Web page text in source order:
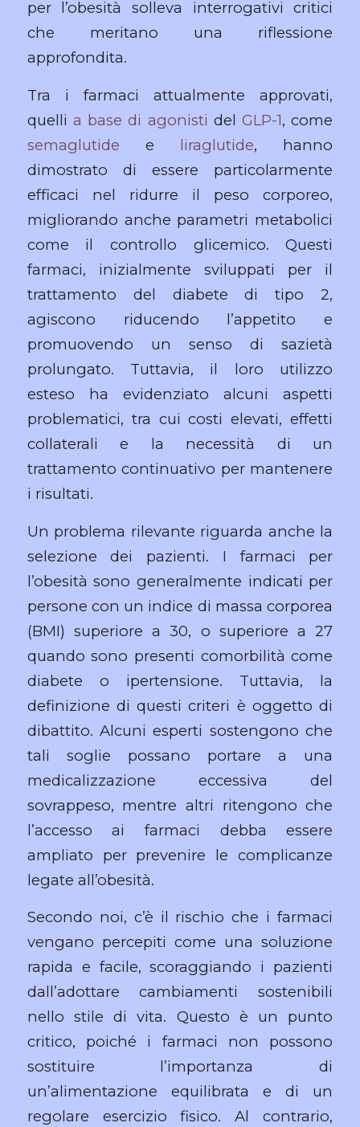
per l’obesità solleva interrogativi critici
che meritano una riflessione
approfondita.
Tra i farmaci attualmente approvati,
quelli a base di agonisti delGLP-1, come
semaglutide e liraglutide, hanno
dimostrato di essere particolarmente
efficaci nel ridurre il peso corporeo,
migliorando anche parametri metabolici
come il controllo glicemico. Questi
farmaci, inizialmente sviluppati per il
trattamento del diabete di tipo 2,
agiscono riducendo l’appetito e
promuovendo un senso di sazietà
prolungato. Tuttavia, il loro utilizzo
esteso ha evidenziato alcuni aspetti
problematici, tra cui costi elevati, effetti
collaterali e la necessità di un
trattamento continuativo per mantenere
i risultati.
Un problema rilevante riguarda anche la
selezione dei pazienti. I farmaci per
l’obesità sono generalmente indicati per
persone con un indice di massa corporea
(BMI) superiore a 30, o superiore a 27
quando sono presenti comorbilità come
diabete o ipertensione. Tuttavia, la
definizione di questi criteri è oggetto di
dibattito. Alcuni esperti sostengono che
tali soglie possano portare a una
medicalizzazione eccessiva del
sovrappeso, mentre altri ritengono che
l’accesso ai farmaci debba essere
ampliato per prevenire le complicanze
legate all’obesità.
Secondo noi, c’è il rischio che i farmaci
vengano percepiti come una soluzione
rapida e facile, scoraggiando i pazienti
dall’adottare cambiamenti sostenibili
nello stile di vita. Questo è un punto
critico, poiché i farmaci non possono
sostituire l’importanza di
un’alimentazione equilibrata e di un
regolare esercizio fisico. Al contrario,